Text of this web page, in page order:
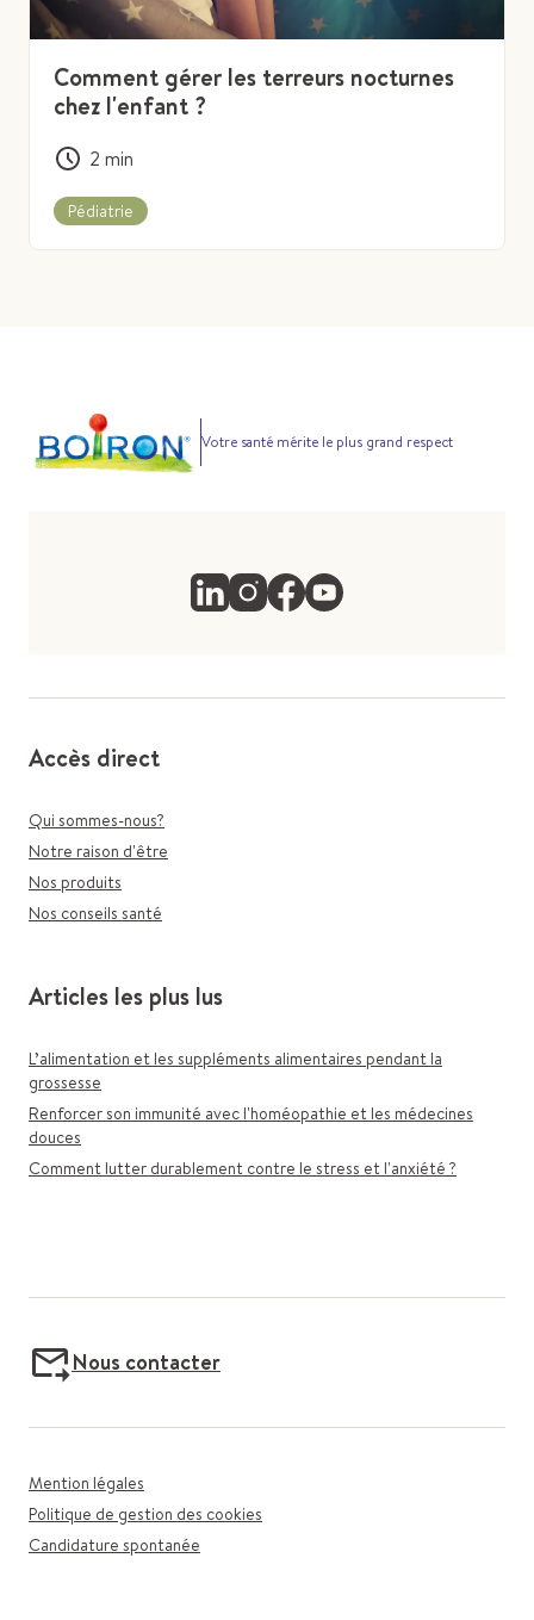
Comment gérer les terreurs nocturnes
chez l'enfant ?
2 min
Pédiatrie
Votre santé mérite le plus grand respect
Accès direct
Qui sommes-nous?
Notre raison d'être
Nos produits
Nos conseils santé
Articles les plus lus
L’alimentation et les suppléments alimentaires pendant la
grossesse
Renforcer son immunité avec l'homéopathie et les médecines
douces
Comment lutter durablement contre le stress et l'anxiété ?
Nous contacter
Mention légales
Politique de gestion des cookies
Candidature spontanée